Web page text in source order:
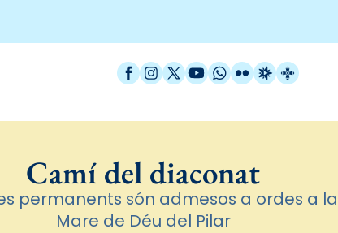
Facebook
Instagram
X / Twitter
YouTube
WhatsApp
FlickrRadio Estel
Camí del diaconat
permanents són admesos a ordes a
Mare de Déu del Pilar